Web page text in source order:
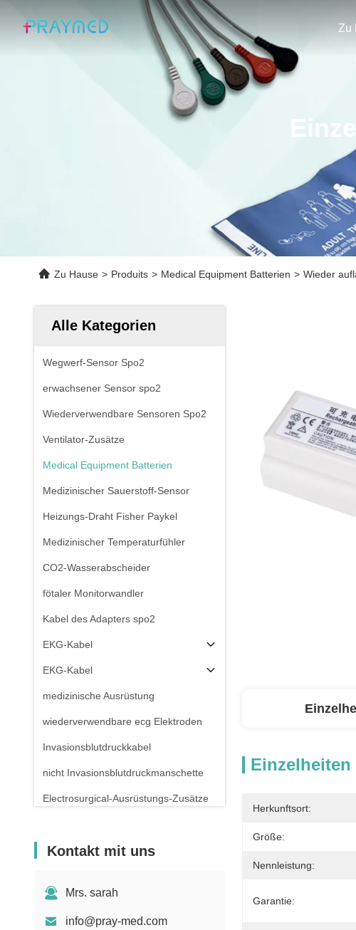
Zu
Zu Hause > Produits > Medical Equipment Batterien > Wieder
Alle Kategorien
Wegwerf-Sensor Spo2
erwachsener Sensor spo2
Wiederverwendbare Sensoren Spo2
Ventilator-Zusätze
Medical Equipment Batterien
Medizinischer Sauerstoff-Sensor
Heizungs-Draht Fisher Paykel
Medizinischer Temperaturfühler
CO2-Wasserabscheider
fötaler Monitorwandler
Kabel des Adapters spo2
EKG-Kabel
EKG-Kabel
medizinische Ausrüstung
wiederverwendbare ecg Elektroden
Invasionsblutdruckkabel
nicht Invasionsblutdruckmanschette
Electrosurgical-Ausrüstungs-Zusätze
Kontakt mit uns
Mrs. sarah
info@pray-med.com
Einzelheiten
Herkunftsort:
Größe:
Nennleistung:
Garantie: